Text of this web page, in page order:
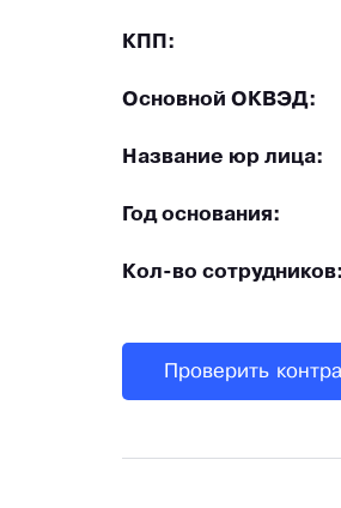
КПП:
Основной ОКВЭД:
Название юр лица:
Год основания:
Кол-во сотрудников:
Проверить